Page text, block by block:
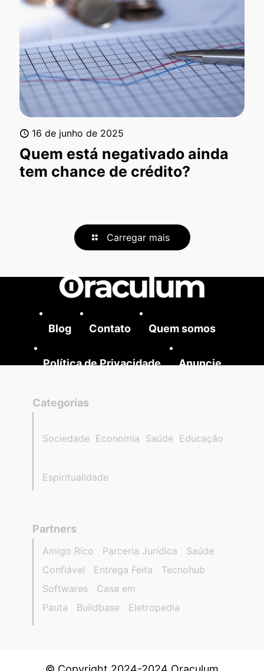
16 de junho de 2025
Quem está negativado ainda
tem chance de crédito?
Carregar mais
Blog Contato Quem somos
Política de Privacidade Anuncie
Categorias
Sociedade Economia Saúde Educação
Espiritualidade
Partners
Amigo Rico Parceria Jurídica
Saúde
Confiável
Entrega Feita
Tecnohub
Softwares
Casa em
Pauta
Buildbase Eletropedia